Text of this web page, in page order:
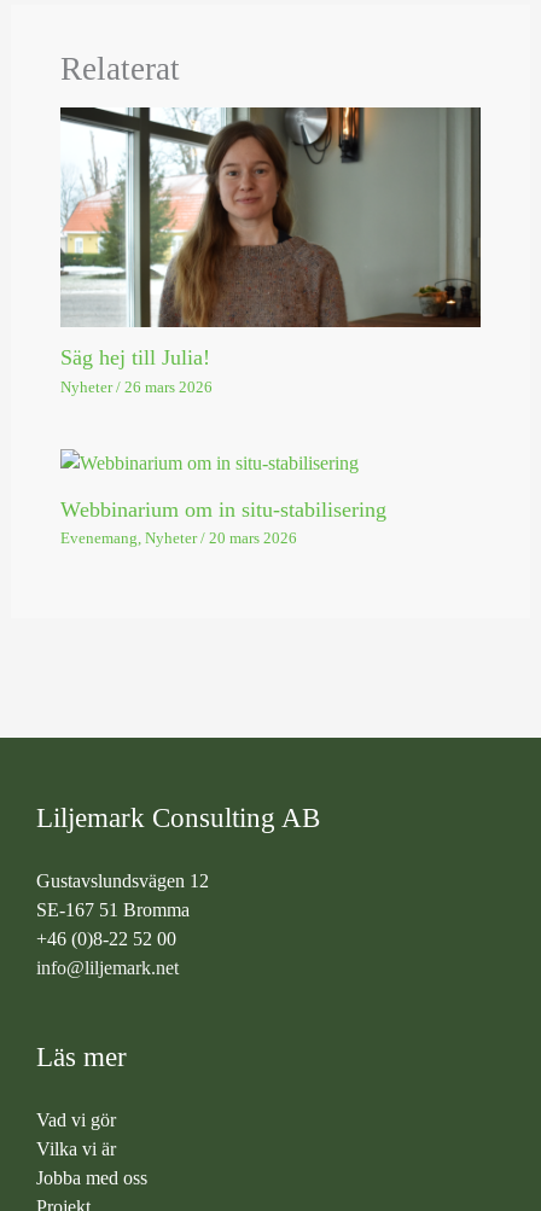
Relaterat
Säg hej till Julia!
Nyheter/ 26 mars 2026
Webbinarium om in situ-stabilisering
Evenemang, Nyheter/ 20 mars 2026
Liljemark Consulting AB
Gustavslundsvägen 12
SE-167 51 Bromma
+46 (0)8-22 52 00
info@liljemark.net
Läs mer
Vad vi gör
Vilka vi är
Jobba med oss
Projekt